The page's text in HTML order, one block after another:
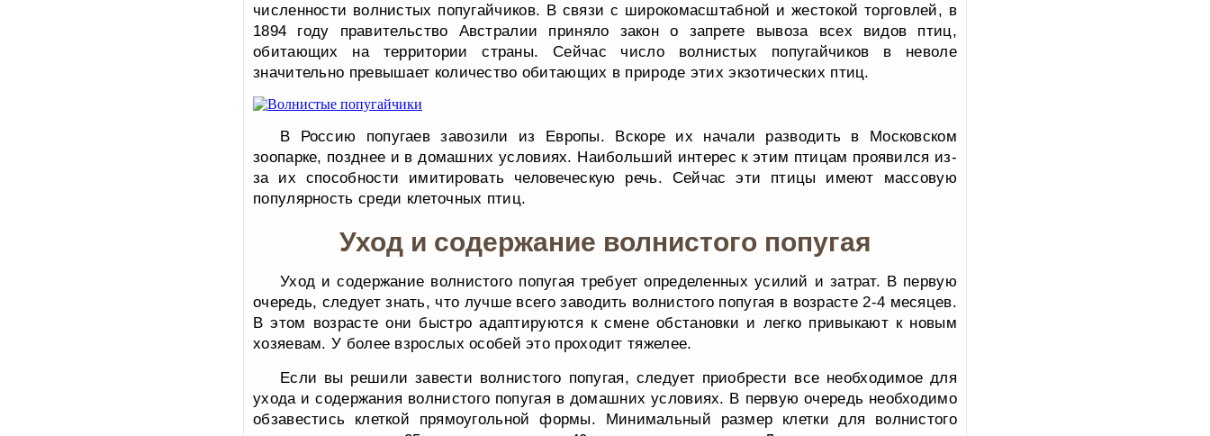
численности волнистых попугайчиков. В связи с широкомасштабной и жестокой торговлей, в
1894 году правительство Австралии приняло закон о запрете вывоза всех видов птиц,
обитающих на территории страны. Сейчас число волнистых попугайчиков в неволе
значительно превышает количество обитающих в природе этих экзотических птиц.
В Россию попугаев завозили из Европы. Вскоре их начали разводить в Московском
зоопарке, позднее и в домашних условиях. Наибольший интерес к этим птицам проявился из-
за их способности имитировать человеческую речь. Сейчас эти птицы имеют массовую
популярность среди клеточных птиц.
Уход и содержание волнистого попугая
Уход и содержание волнистого попугая требует определенных усилий и затрат. В первую
очередь, следует знать, что лучше всего заводить волнистого попугая в возрасте 2-4 месяцев.
В этом возрасте они быстро адаптируются к смене обстановки и легко привыкают к новым
хозяевам. У более взрослых особей это проходит тяжелее.
Если вы решили завести волнистого попугая, следует приобрести все необходимое для
ухода и содержания волнистого попугая в домашних условиях. В первую очередь необходимо
обзавестись клеткой прямоугольной формы. Минимальный размер клетки для волнистого